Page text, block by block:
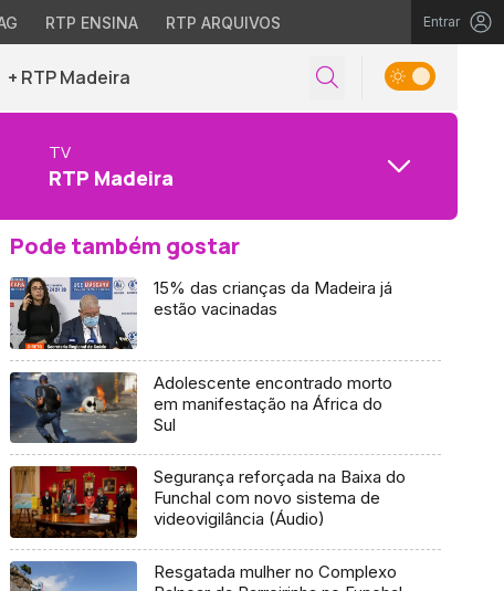
RTP ENSINA RTP ARQUIVOS Entrar
+ RTP Madeira
TV
RTP Madeira
Pode também gostar
15% das crianças da Madeira já
estão vacinadas
Adolescente encontrado morto
em manifestação na África do
Sul
Segurança reforçada na Baixa do
Funchal com novo sistema de
videovigilância (Áudio)
Resgatada mulher no Complexo